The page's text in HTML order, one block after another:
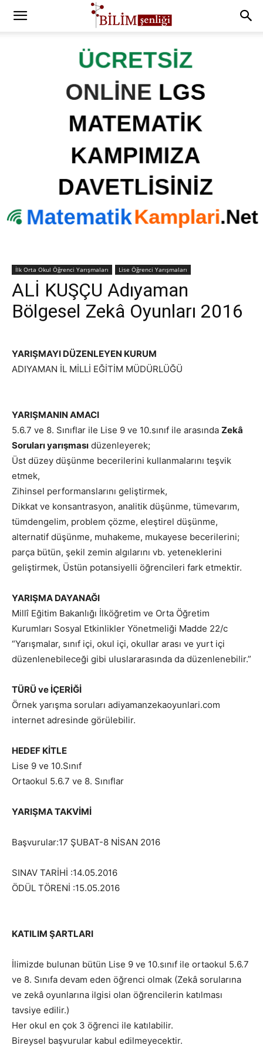
İlk Orta Okul Öğrenci Yarışmaları Lise Öğrenci Yarışmaları
ALİ KUŞÇU Adıyaman
Bölgesel Zekâ Oyunları 2016
YARIŞMAYI DÜZENLEYEN KURUM
ADIYAMAN İL MİLLİ EĞİTİM MÜDÜRLÜĞÜ
YARIŞMANIN AMACI
5.6.7 ve 8. Sınıflar ile Lise 9 ve 10.sınıf ile arasında Zekâ
Soruları yarışması düzenleyerek;
Üst düzey düşünme becerilerini kullanmalarını teşvik
etmek,
Zihinsel performanslarını geliştirmek,
Dikkat ve konsantrasyon, analitik düşünme, tümevarım,
tümdengelim, problem çözme, eleştirel düşünme,
alternatif düşünme, muhakeme, mukayese becerilerini;
parça bütün, şekil zemin algılarını vb. yeteneklerini
geliştirmek, Üstün potansiyelli öğrencileri fark etmektir.
YARIŞMA DAYANAĞI
Millî Eğitim Bakanlığı İlköğretim ve Orta Öğretim
Kurumları Sosyal Etkinlikler Yönetmeliği Madde 22/c
“Yarışmalar, sınıf içi, okul içi, okullar arası ve yurt içi
düzenlenebileceği gibi uluslararasında da düzenlenebilir.”
TÜRÜ ve İÇERİĞİ
Örnek yarışma soruları adiyamanzekaoyunlari.com
internet adresinde görülebilir.
HEDEF KİTLE
Lise 9 ve 10.Sınıf
Ortaokul 5.6.7 ve 8. Sınıflar
YARIŞMA TAKVİMİ
Başvurular:17 ŞUBAT-8 NİSAN 2016
SINAV TARİHİ :14.05.2016
ÖDÜL TÖRENİ :15.05.2016
KATILIM ŞARTLARI
İlimizde bulunan bütün Lise 9 ve 10.sınıf ile ortaokul 5.6.7
ve 8. Sınıfa devam eden öğrenci olmak (Zekâ sorularına
ve zekâ oyunlarına ilgisi olan öğrencilerin katılması
tavsiye edilir.)
Her okul en çok 3 öğrenci ile katılabilir.
Bireysel başvurular kabul edilmeyecektir.